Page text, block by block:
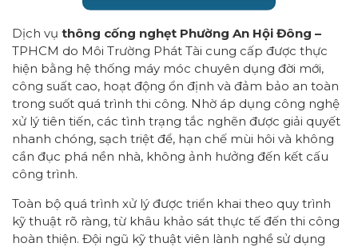
Dịch vụ thông cống nghẹt Phường An Hội Đông –
TPHCM do Môi Trường Phát Tài cung cấp được thực
hiện bằng hệ thống máy móc chuyên dụng đời mới,
công suất cao, hoạt động ổn định và đảm bảo an toàn
trong suốt quá trình thi công. Nhờ áp dụng công nghệ
xử lý tiên tiến, các tình trạng tắc nghẽn được giải quyết
nhanh chóng, sạch triệt để, hạn chế mùi hôi và không
cần đục phá nền nhà, không ảnh hưởng đến kết cấu
công trình.
Toàn bộ quá trình xử lý được triển khai theo quy trình
kỹ thuật rõ ràng, từ khâu khảo sát thực tế đến thi công
hoàn thiện. Đội ngũ kỹ thuật viên lành nghề sử dụng